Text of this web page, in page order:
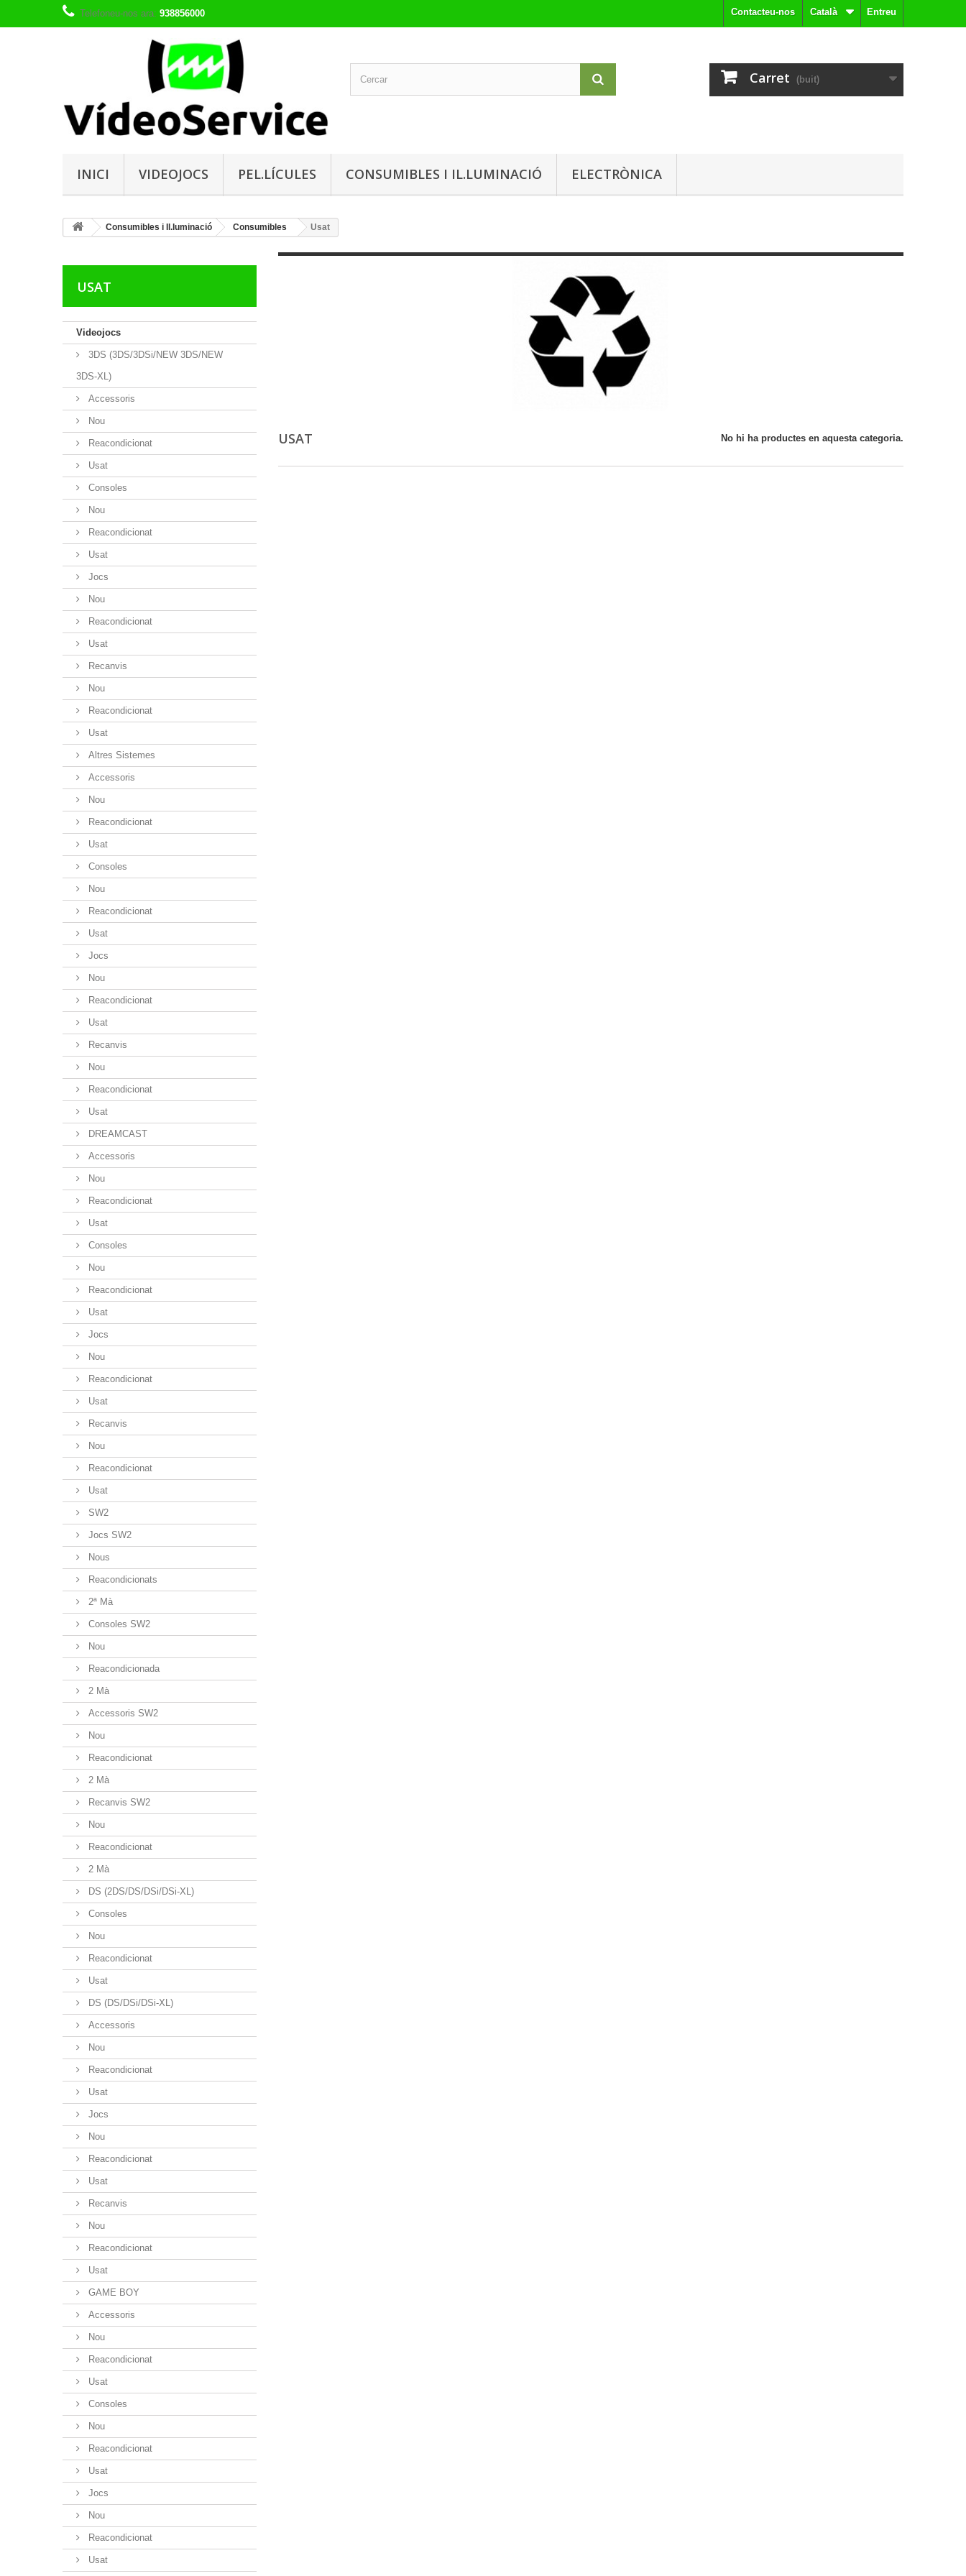
Entreu
Català
Contacteu-nos
Telefoneu-nos ara: 938856000
Carret (buit)
INICI VIDEOJOCS PEL.LÍCULES CONSUMIBLES I IL.LUMINACIÓ ELECTRÒNICA
Consumibles i Il.luminació Consumibles Usat
USAT
Videojocs
3DS (3DS/3DSi/NEW 3DS/NEW
3DS-XL)
Accessoris
Nou
Reacondicionat
Usat
Consoles
Nou
Reacondicionat
Usat
Jocs
Nou
Reacondicionat
Usat
Recanvis
Nou
Reacondicionat
Usat
Altres Sistemes
Accessoris
Nou
Reacondicionat
Usat
Consoles
Nou
Reacondicionat
Usat
Jocs
Nou
Reacondicionat
Usat
Recanvis
Nou
Reacondicionat
Usat
DREAMCAST
Accessoris
Nou
Reacondicionat
Usat
Consoles
Nou
Reacondicionat
Usat
Jocs
Nou
Reacondicionat
Usat
Recanvis
Nou
Reacondicionat
Usat
SW2
Jocs SW2
Nous
Reacondicionats
2ª Mà
Consoles SW2
Nou
Reacondicionada
2 Mà
Accessoris SW2
Nou
Reacondicionat
2 Mà
Recanvis SW2
Nou
Reacondicionat
2 Mà
DS (2DS/DS/DSi/DSi-XL)
Consoles
Nou
Reacondicionat
Usat
DS (DS/DSi/DSi-XL)
Accessoris
Nou
Reacondicionat
Usat
Jocs
Nou
Reacondicionat
Usat
Recanvis
Nou
Reacondicionat
Usat
GAME BOY
Accessoris
Nou
Reacondicionat
Usat
Consoles
Nou
Reacondicionat
Usat
Jocs
Nou
Reacondicionat
Usat
USAT No hi ha productes en aquesta categoria.